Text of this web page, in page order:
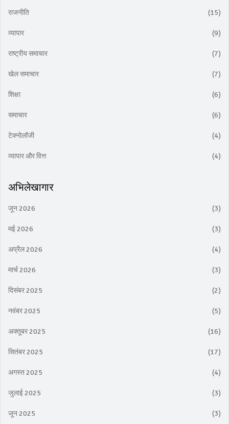
राजनीति (15)
व्यापार (9)
राष्ट्रीय समाचार (7)
खेल समाचार (7)
शिक्षा (6)
समाचार (6)
टेक्नोलॉजी (4)
व्यापार और वित्त (4)
अभिलेखागार
जून 2026 (3)
मई 2026 (3)
अप्रैल 2026 (4)
मार्च 2026 (3)
दिसंबर 2025 (2)
नवंबर 2025 (5)
अक्तूबर 2025 (16)
सितंबर 2025 (17)
अगस्त 2025 (4)
जुलाई 2025 (3)
जून 2025 (3)